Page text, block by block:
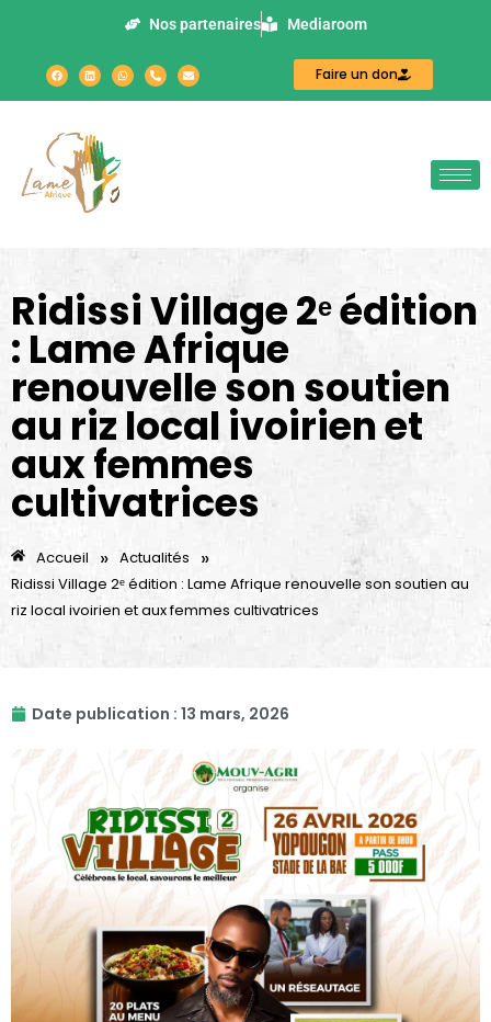
Nos partenaires Mediaroom
Faire un don
Ridissi Village 2ᵉ édition
: Lame Afrique
renouvelle son soutien
au riz local ivoirien et
aux femmes
cultivatrices
Accueil » Actualités »
Ridissi Village 2ᵉ édition : Lame Afrique renouvelle son soutien au
riz local ivoirien et aux femmes cultivatrices
Date publication : 13 mars, 2026